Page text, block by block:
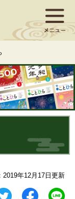
2019年12月17日更新